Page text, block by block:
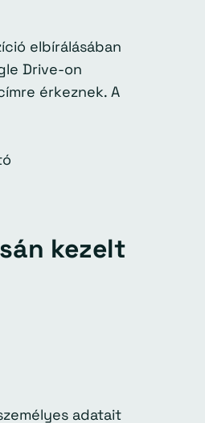
elbírálásában
Drive-on
érkeznek. A
kezelt
adatait